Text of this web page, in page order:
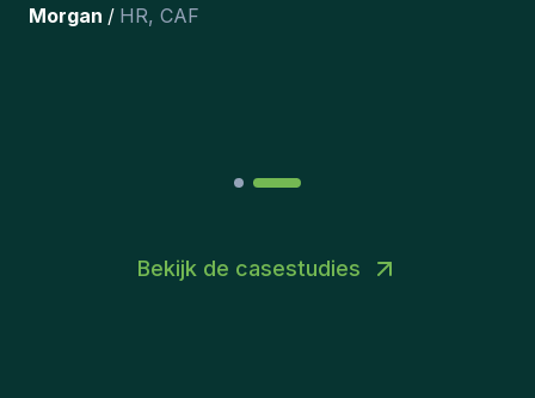
team hebben opgenomen.
Bekijk de casestudies